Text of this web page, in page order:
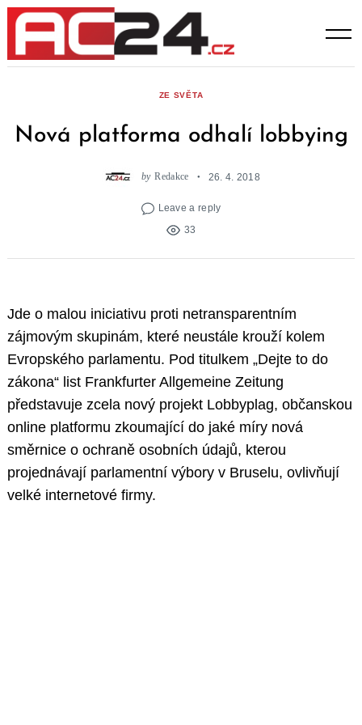
Skip
content
ZE SVĚTA
Nová platforma odhalí lobbying
by Redakce 26. 4. 2018
Leave a reply
33
Jde o malou iniciativu proti netransparentním
zájmovým skupinám, které neustále krouží kolem
Evropského parlamentu. Pod titulkem „Dejte to do
zákona“ list Frankfurter Allgemeine Zeitung
představuje zcela nový projekt Lobbyplag, občanskou
online platformu zkoumající do jaké míry nová
směrnice o ochraně osobních údajů, kterou
projednávají parlamentní výbory v Bruselu, ovlivňují
velké internetové firmy.